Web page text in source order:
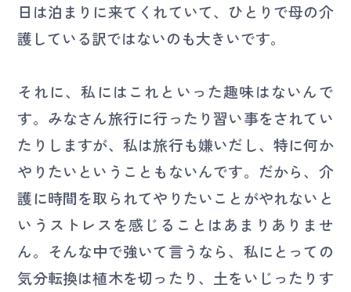
日は泊まりに来てくれていて、ひとりで母の介
護している訳ではないのも大きいです。
それに、私にはこれといった趣味はないんで
す。みなさん旅行に行ったり習い事をされてい
たりしますが、私は旅行も嫌いだし、特に何か
やりたいということもないんです。だから、介
護に時間を取られてやりたいことがやれないと
いうストレスを感じることはあまりありませ
ん。そんな中で強いて言うなら、私にとっての
気分転換は植木を切ったり、土をいじったりす